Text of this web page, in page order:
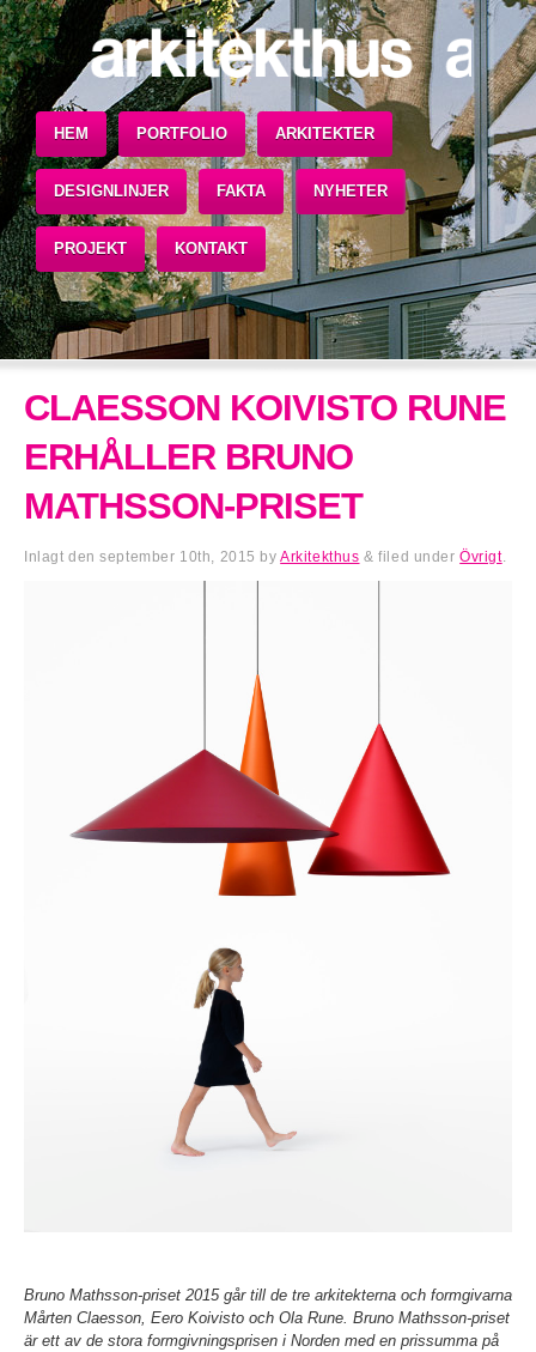
HEM PORTFOLIO ARKITEKTER
DESIGNLINJER FAKTA NYHETER
PROJEKT KONTAKT
CLAESSON KOIVISTO RUNE
ERHÅLLER BRUNO
MATHSSON-PRISET
Inlagt denseptember 10th, 2015 byArkitekthus & filed underÖvrigt.
Bruno Mathsson-priset 2015 går till de tre arkitekterna och formgivarna
Mårten Claesson, Eero Koivisto och Ola Rune. Bruno Mathsson-priset
är ett av de stora formgivningsprisen i Norden med en prissumma på